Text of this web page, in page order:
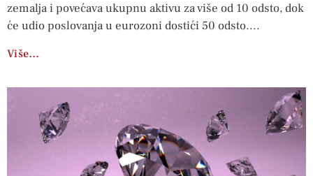
zemalja i povećava ukupnu aktivu za više od 10 odsto, dok
će udio poslovanja u eurozoni dostići 50 odsto.
Više…